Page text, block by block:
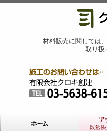
材料販売に関しては、
取り扱